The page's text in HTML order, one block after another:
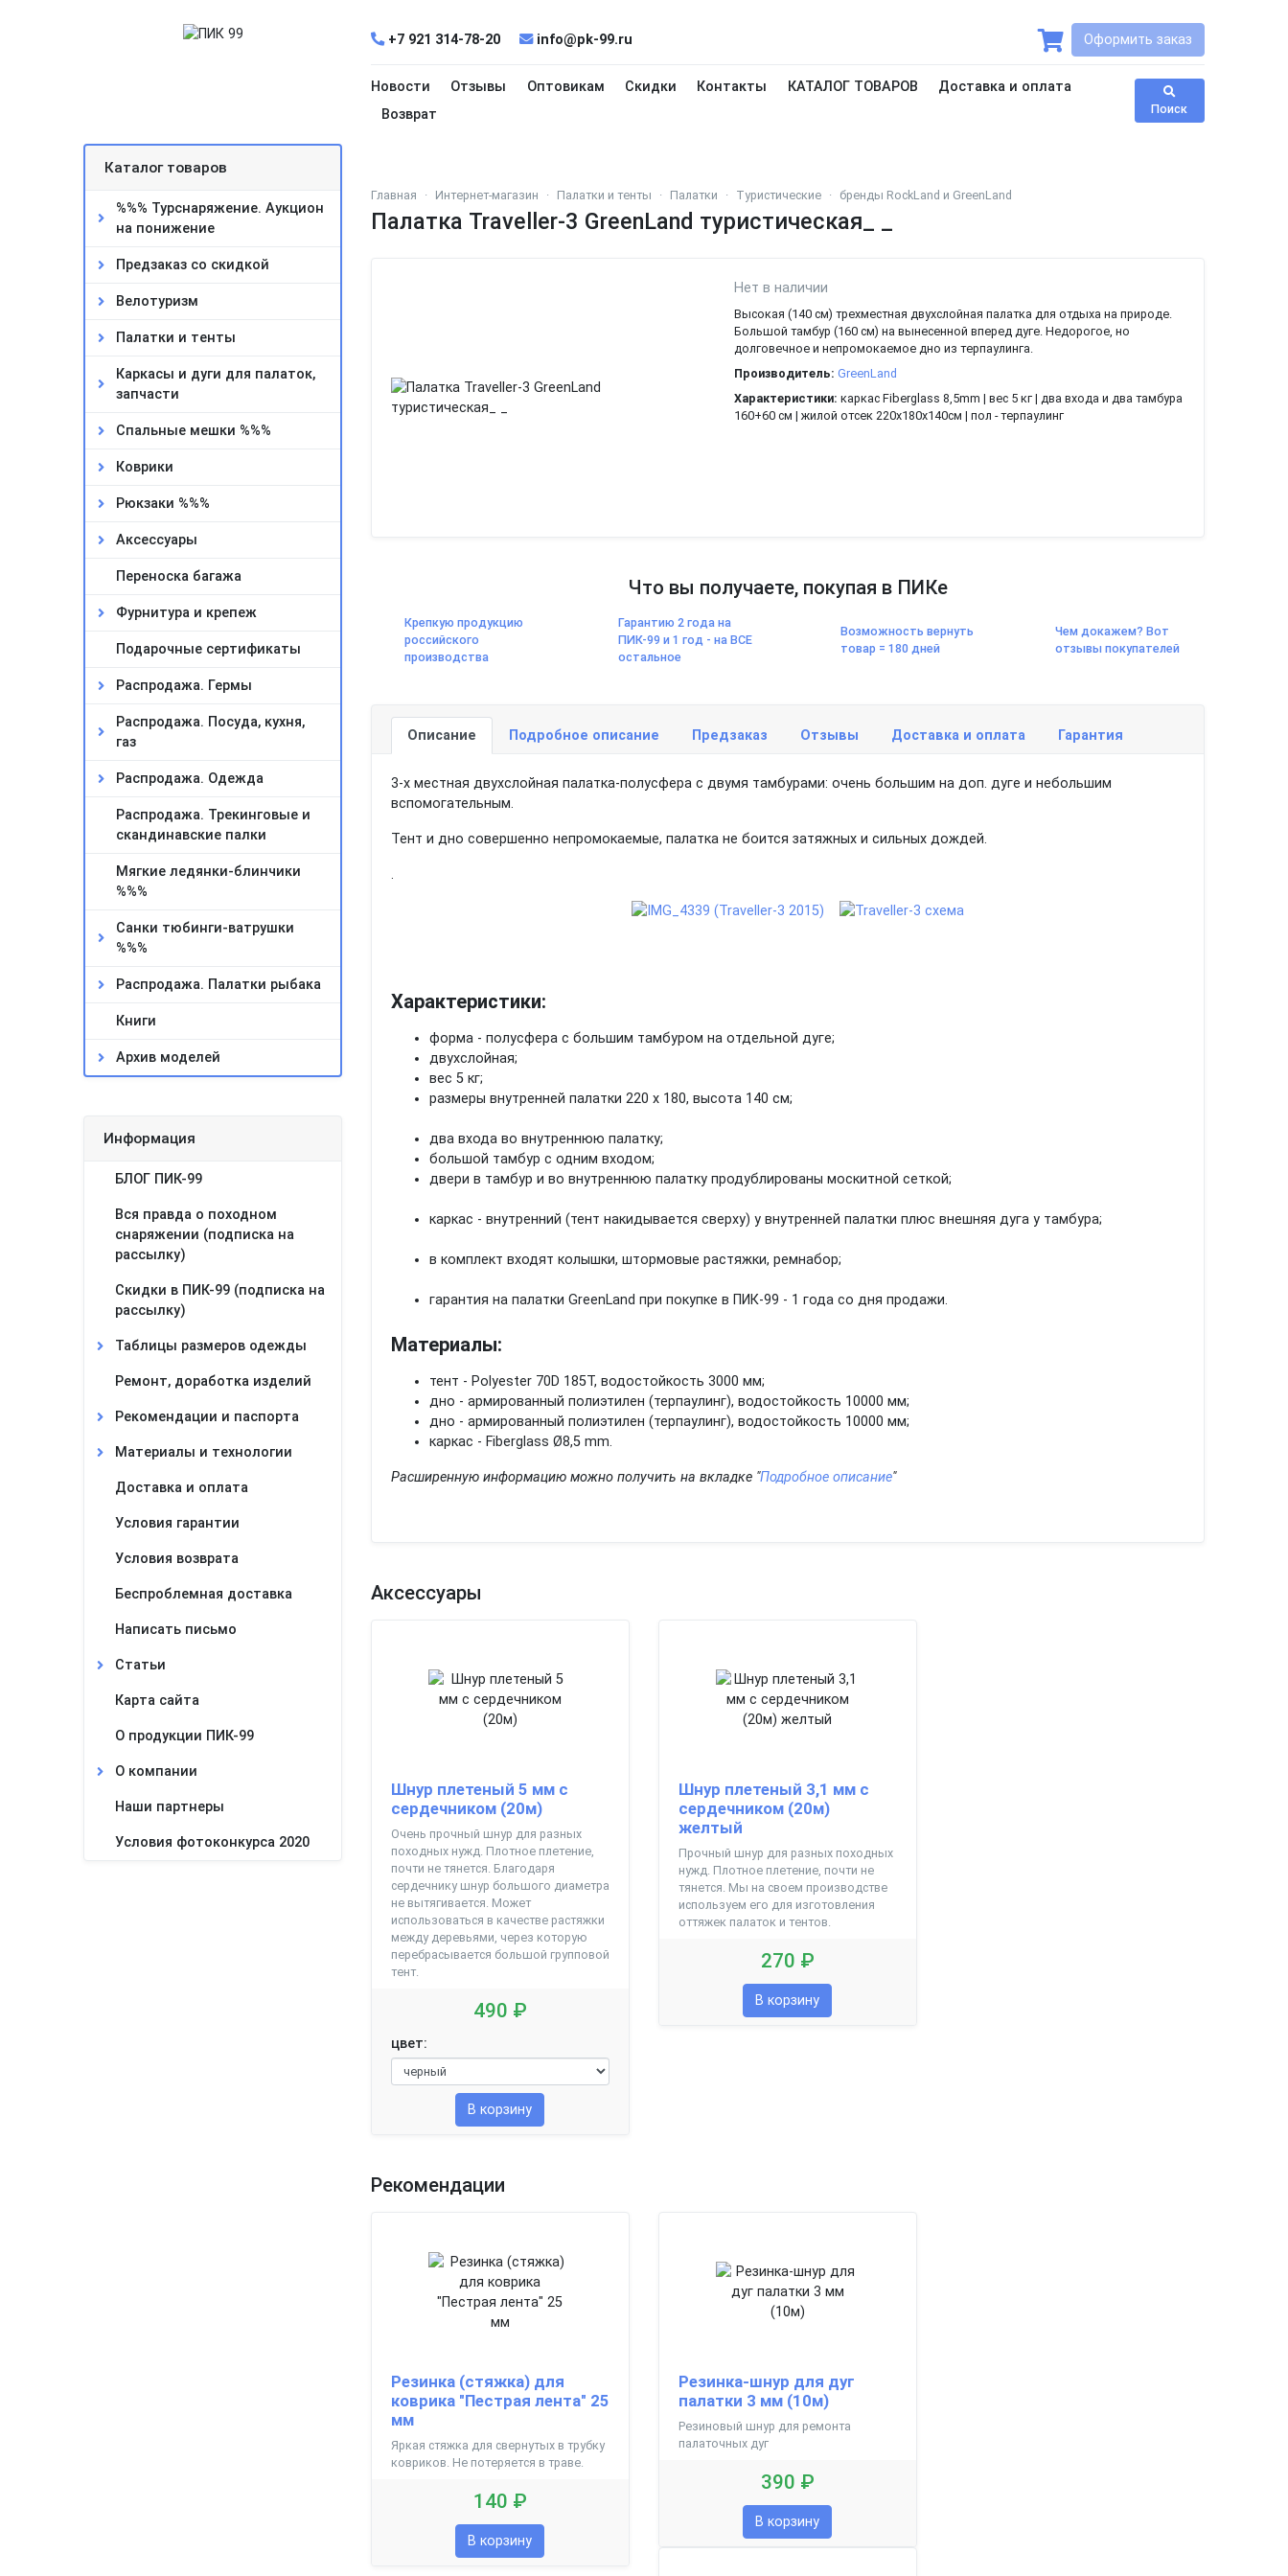
+7 921 314-78-20 info@pk-99.ru Оформить заказ
Новости Отзывы Оптовикам Скидки Контакты КАТАЛОГ ТОВАРОВ
Доставка и оплата
Возврат
Поиск
Каталог товаров
%%% Турснаряжение. Аукцион
на понижение
Предзаказ со скидкой
Велотуризм
Палатки и тенты
Каркасы и дуги для палаток,
запчасти
Спальные мешки %%%
Коврики
Рюкзаки %%%
Аксессуары
Переноска багажа
Фурнитура и крепеж
Подарочные сертификаты
Распродажа. Гермы
Распродажа. Посуда, кухня,
газ
Распродажа. Одежда
Распродажа. Трекинговые и
скандинавские палки
Мягкие ледянки-блинчики
%%%
Санки тюбинги-ватрушки
%%%
Распродажа. Палатки рыбака
Книги
Архив моделей
Информация
БЛОГ ПИК-99
Вся правда о походном
снаряжении (подписка на
рассылку)
Скидки в ПИК-99 (подписка на
рассылку)
Таблицы размеров одежды
Ремонт, доработка изделий
Рекомендации и паспорта
Материалы и технологии
Доставка и оплата
Условия гарантии
Условия возврата
Беспроблемная доставка
Написать письмо
Статьи
Карта сайта
О продукции ПИК-99
О компании
Наши партнеры
Условия фотоконкурса 2020
Главная Интернет-магазин Палатки и тенты Палатки Туристические бренды RockLand и GreenLand
Палатка Traveller-3 GreenLand туристическая_ _
Нет в наличии
Высокая (140 см) трехместная двухслойная палатка для отдыха на природе.
Большой тамбур (160 см) на вынесенной вперед дуге. Недорогое, но
долговечное и непромокаемое дно из терпаулинга.
Производитель: GreenLand
Характеристики: каркас Fiberglass 8,5mm | вес 5 кг | два входа и два тамбура
160+60 см | жилой отсек 220х180х140см | пол - терпаулинг
Что вы получаете, покупая в ПИКе
Крепкую продукцию
российского
производства
Гарантию 2 года на
ПИК-99 и 1 год - на ВСЕ
остальное
Возможность вернуть
товар = 180 дней
Чем докажем? Вот
отзывы покупателей
Описание Подробное описание Предзаказ Отзывы Доставка и оплата Гарантия
3-х местная двухслойная палатка-полусфера c двумя тамбурами: очень большим на доп. дуге и небольшим
вспомогательным.
Тент и дно совершенно непромокаемые, палатка не боится затяжных и сильных дождей.
.
Характеристики:
форма - полусфера с большим тамбуром на отдельной дуге;
двухслойная;
вес 5 кг;
размеры внутренней палатки 220 х 180, высота 140 см;
два входа во внутреннюю палатку;
большой тамбур с одним входом;
двери в тамбур и во внутреннюю палатку продублированы москитной сеткой;
каркас - внутренний (тент накидывается сверху) у внутренней палатки плюс внешняя дуга у тамбура;
в комплект входят колышки, штормовые растяжки, ремнабор;
гарантия на палатки GreenLand при покупке в ПИК-99 - 1 года со дня продажи.
Материалы:
тент - Polyester 70D 185T, водостойкость 3000 мм;
дно - армированный полиэтилен (терпаулинг), водостойкость 10000 мм;
дно - армированный полиэтилен (терпаулинг), водостойкость 10000 мм;
каркас - Fiberglass Ø8,5 mm.
Расширенную информацию можно получить на вкладке "Подробное описание"
Аксессуары
Шнур плетеный 5 мм с
сердечником (20м)
Очень прочный шнур для разных
походных нужд. Плотное плетение,
почти не тянется. Благодаря
сердечнику шнур большого диаметра
не вытягивается. Может
использоваться в качестве растяжки
между деревьями, через которую
перебрасывается большой групповой
тент.
490 ₽
цвет:
В корзину
Шнур плетеный 3,1 мм с
сердечником (20м)
желтый
Прочный шнур для разных походных
нужд. Плотное плетение, почти не
тянется. Мы на своем производстве
используем его для изготовления
оттяжек палаток и тентов.
270 ₽
В корзину
Рекомендации
Резинка (стяжка) для
коврика "Пестрая лента" 25
мм
Яркая стяжка для свернутых в трубку
ковриков. Не потеряется в траве.
140 ₽
В корзину
Резинка-шнур для дуг
палатки 3 мм (10м)
Резиновый шнур для ремонта
палаточных дуг
390 ₽
В корзину